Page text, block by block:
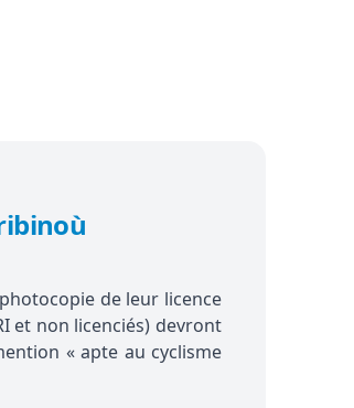
de leur licence
et non licenciés) devront
« apte au cyclisme